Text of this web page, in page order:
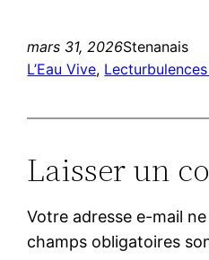
mars 31, 2026Stenanais
L’Eau Vive,
Laisser un
Votre adresse e-mail
champs obligatoires